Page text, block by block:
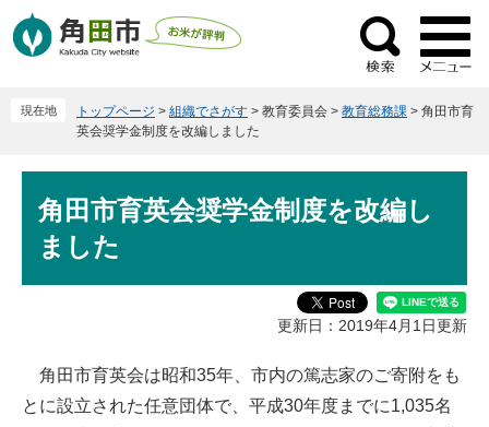
ー
ニ
検
索
現在地 トップページ > 組織でさがす > 教育委員会 > 教育総務課 > 角田市育
英会奨学金制度を改編しました
文角田市育英会奨学金制度を改編し
ました
更新日：2019年4月1日更新
角田市育英会は昭和35年、市内の篤志家のご寄附をも
とに設立された任意団体で、平成30年度までに1,035名